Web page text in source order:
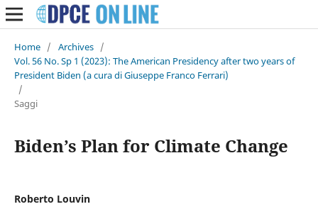
Home / Archives /
Vol. 56 No. Sp 1 (2023): The American Presidency after two years of
President Biden (a cura di Giuseppe Franco Ferrari)
/
Saggi
Biden’s Plan for Climate Change
Roberto Louvin